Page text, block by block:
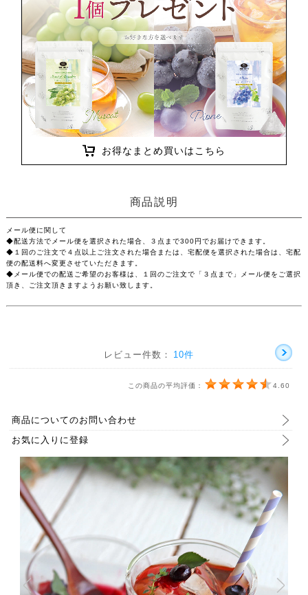
お得なまとめ買いはこちら
商品説明
メール便に関して
◆配送方法でメール便を選択された場合、３点まで300円でお届けできます。
◆１回のご注文で４点以上ご注文された場合または、宅配便を選択された場合は、宅配
便の配送料へ変更させていただきます。
◆メール便での配送ご希望のお客様は、１回のご注文で「３点まで」メール便をご選択
頂き、ご注文頂きますようお願い致します。
レビュー件数： 10件
この商品の平均評価： 4.60
商品についてのお問い合わせ
お気に入りに登録